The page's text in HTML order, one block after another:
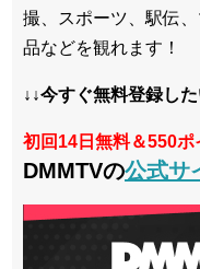
撮、スポーツ、駅伝
品などを観れます！
↓↓今すぐ無料登録し
初回14日無料＆550ポ
DMMTVの公式サ